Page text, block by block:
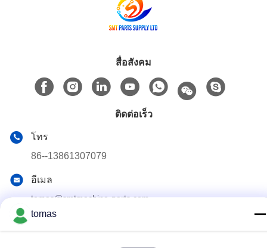
สื่อสังคม
ติดต่อเร็ว
โทร
86--13861307079
อีเมล
tomas@smtmachine-parts.com
tomas